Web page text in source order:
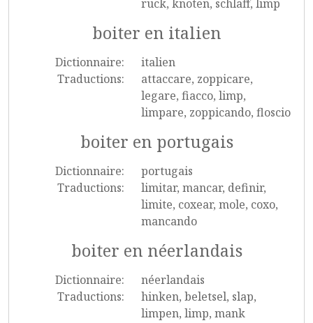
ruck, knoten, schlaff, limp
boiter en italien
Dictionnaire:
italien
Traductions:
attaccare, zoppicare,
legare, fiacco, limp,
limpare, zoppicando, floscio
boiter en portugais
Dictionnaire:
portugais
Traductions:
limitar, mancar, definir,
limite, coxear, mole, coxo,
mancando
boiter en néerlandais
Dictionnaire:
néerlandais
Traductions:
hinken, beletsel, slap,
limpen, limp, mank